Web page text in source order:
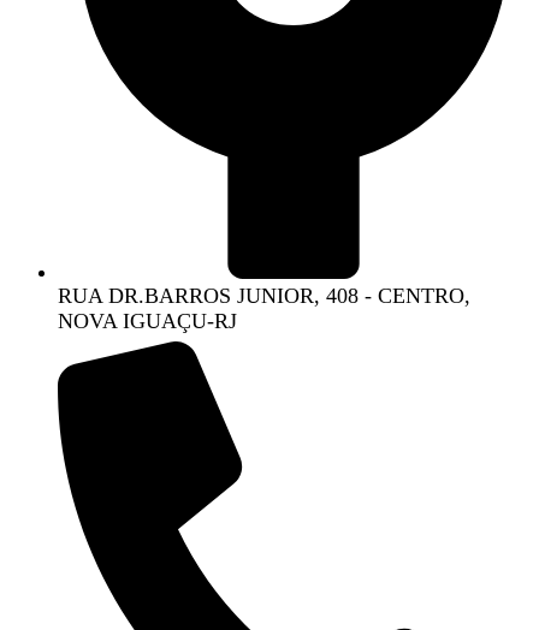
RUA DR.BARROS JUNIOR, 408 - CENTRO,
NOVA IGUAÇU-RJ